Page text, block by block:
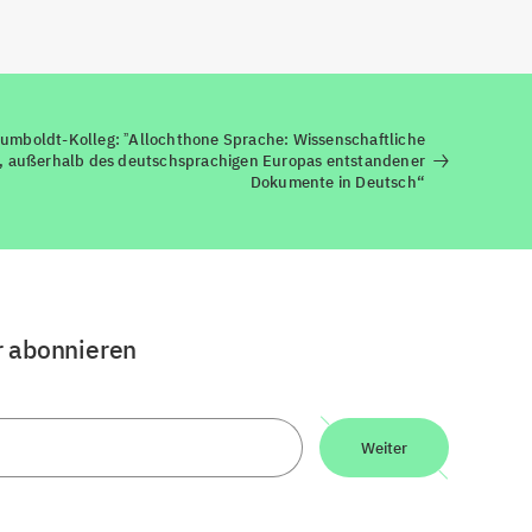
Kolleg: ˮAllochthone Sprache: Wissenschaftliche
außerhalb des deutschsprachigen Europas entstandener
Dokumente in Deutsch“
Weiter